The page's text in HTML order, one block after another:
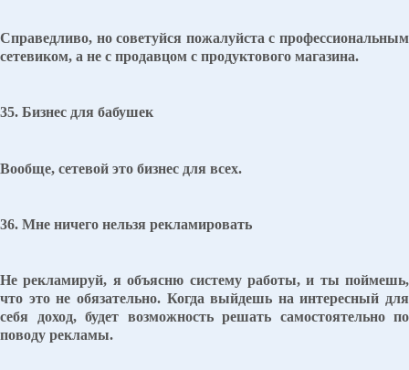
Справедливо, но советуйся пожалуйста с профессиональным
сетевиком, а не с продавцом с продуктового магазина.
35. Бизнес для бабушек
Вообще, сетевой это бизнес для всех.
36. Мне ничего нельзя рекламировать
Не рекламируй, я объясню систему работы, и ты поймешь,
что это не обязательно. Когда выйдешь на интересный для
себя доход, будет возможность решать самостоятельно по
поводу рекламы.